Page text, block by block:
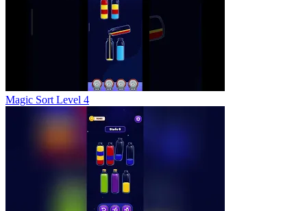
Magic Sort Level 4